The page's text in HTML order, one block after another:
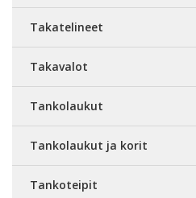
Takatelineet
Takavalot
Tankolaukut
Tankolaukut ja korit
Tankoteipit